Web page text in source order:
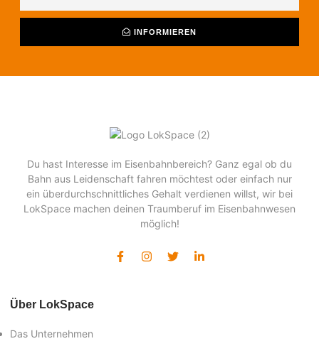
INFORMIEREN
Du hast Interesse im Eisenbahnbereich? Ganz egal ob du
Bahn aus Leidenschaft fahren möchtest oder einfach nur
ein überdurchschnittliches Gehalt verdienen willst, wir bei
LokSpace machen deinen Traumberuf im Eisenbahnwesen
möglich!
Über LokSpace
Das Unternehmen